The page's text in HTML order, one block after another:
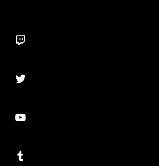
Twitch
Twitter
YouTube
Tumblr